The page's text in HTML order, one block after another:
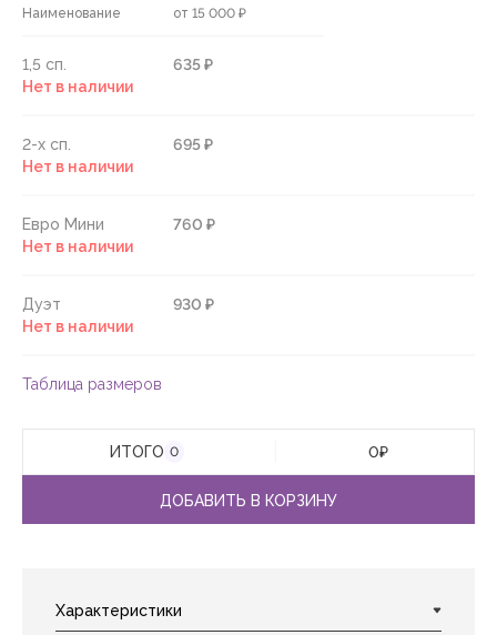
Наименование от 15 000 ₽
1,5 сп.
635 ₽
Нет в наличии
2-х сп.
695 ₽
Нет в наличии
Евро Мини
760 ₽
Нет в наличии
Дуэт
930 ₽
Нет в наличии
Таблица размеров
ИТОГО 0 0₽
ДОБАВИТЬ В КОРЗИНУ